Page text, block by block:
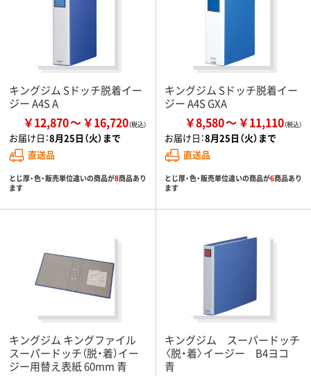
キングジム Sドッチ脱着イー
ジー A4S A
￥12,870 ￥16,720
お届け日：8月25日（火）まで
直送品
とじ厚・色・販売単位違いの商品が8商品あり
ます
キングジム Sドッチ脱着イー
ジー A4S GXA
￥8,580 ￥11,110
お届け日：8月25日（火）まで
直送品
とじ厚・色・販売単位違いの商品が6商品あり
ます
キングジム キングファイル
スーパードッチ（脱・着）イー
ジー用替え表紙 60mm 青
キングジム スーパードッチ
〈脱・着〉イージー B4ヨコ
青